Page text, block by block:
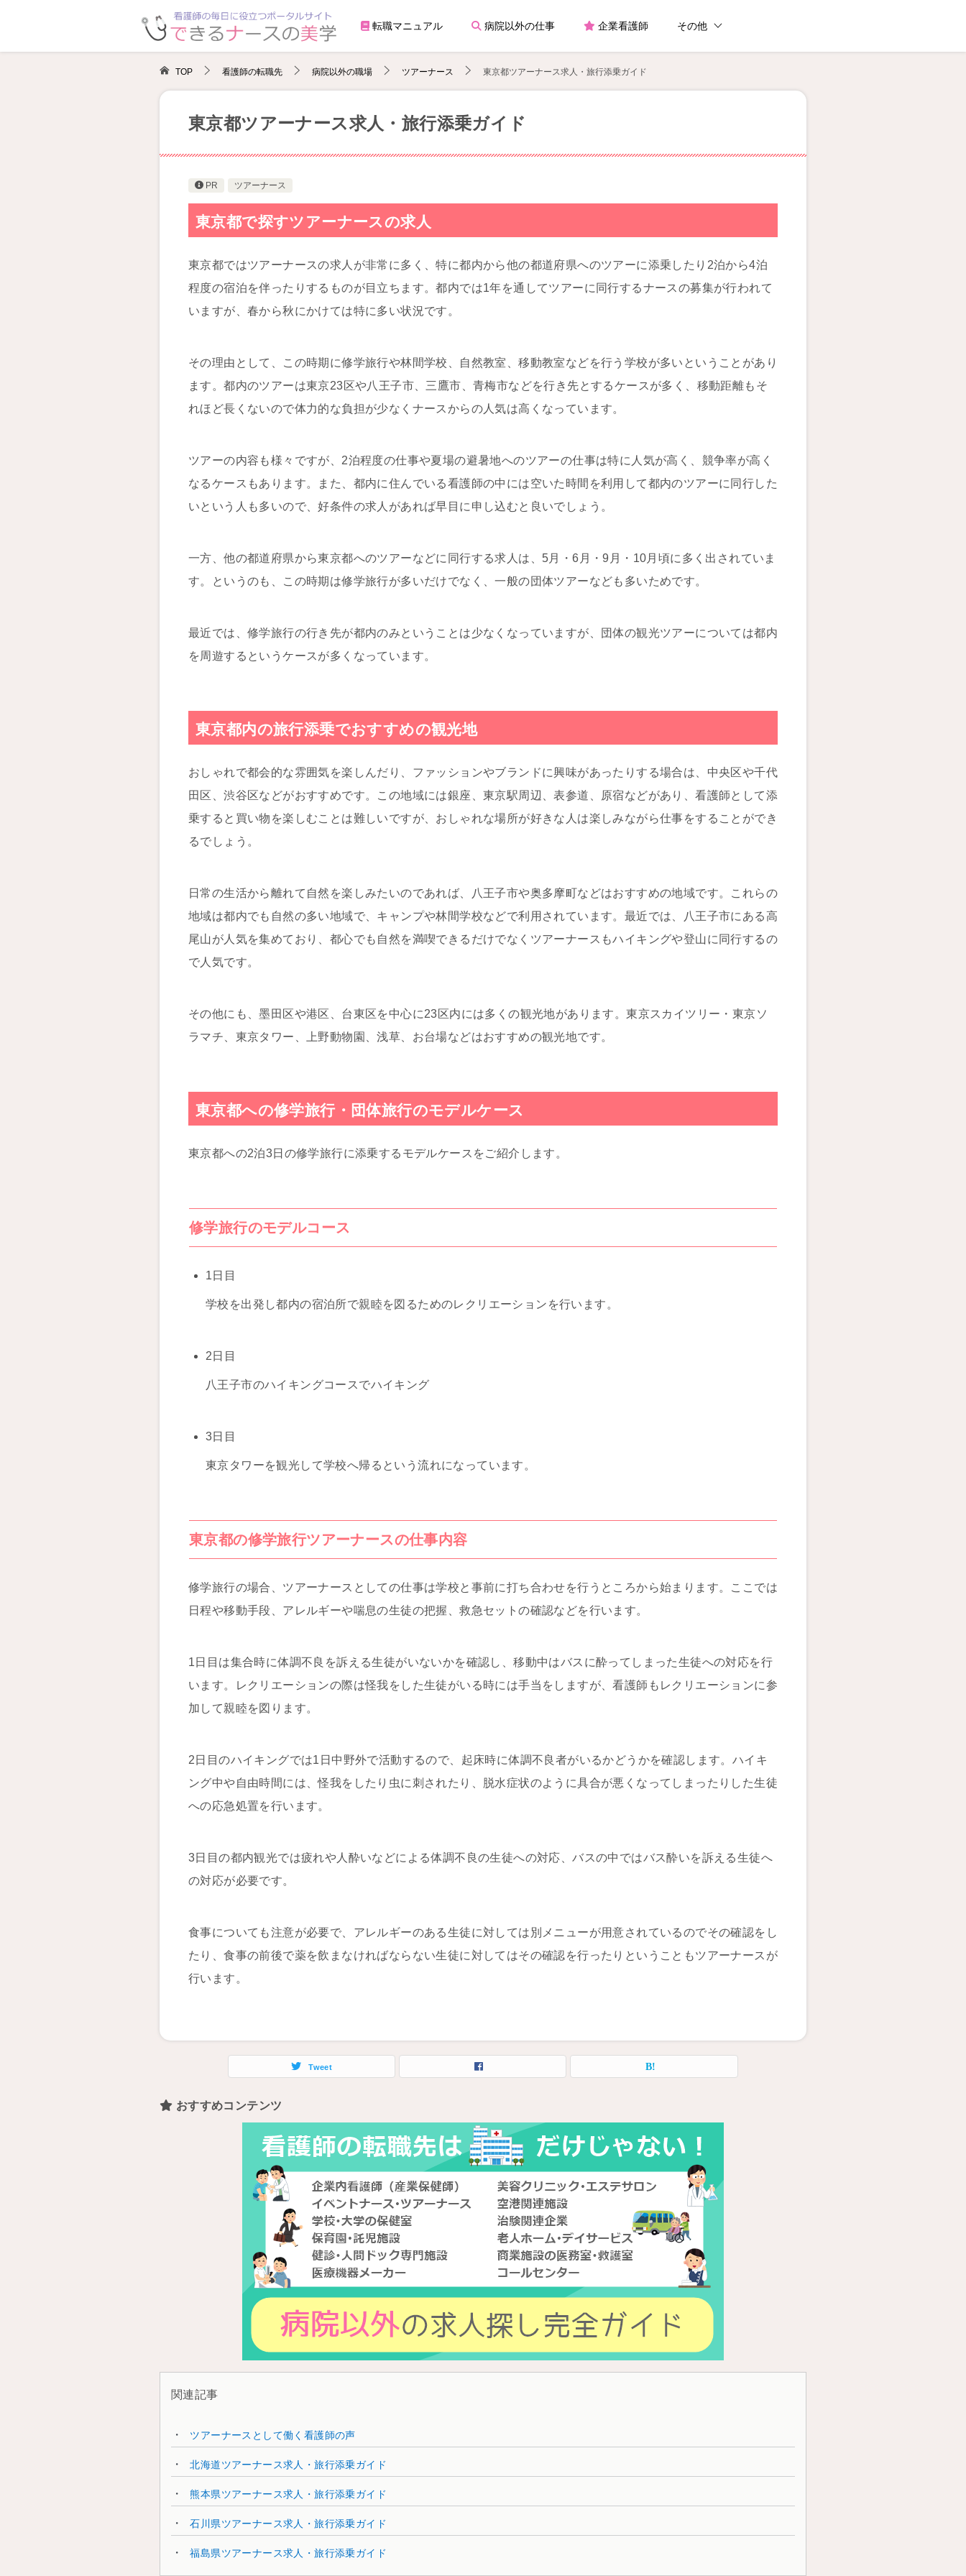
転職マニュアル 病院以外の仕事 企業看護師 その他
TOP 看護師の転職先 病院以外の職場 ツアーナース 東京都ツアーナース求人・旅行添乗ガイド
東京都ツアーナース求人・旅行添乗ガイド
PR ツアーナース
東京都で探すツアーナースの求人
東京都ではツアーナースの求人が非常に多く、特に都内から他の都道府県へのツアーに添乗したり2泊から4泊
程度の宿泊を伴ったりするものが目立ちます。都内では1年を通してツアーに同行するナースの募集が行われて
いますが、春から秋にかけては特に多い状況です。
その理由として、この時期に修学旅行や林間学校、自然教室、移動教室などを行う学校が多いということがあり
ます。都内のツアーは東京23区や八王子市、三鷹市、青梅市などを行き先とするケースが多く、移動距離もそ
れほど長くないので体力的な負担が少なくナースからの人気は高くなっています。
ツアーの内容も様々ですが、2泊程度の仕事や夏場の避暑地へのツアーの仕事は特に人気が高く、競争率が高く
なるケースもあります。また、都内に住んでいる看護師の中には空いた時間を利用して都内のツアーに同行した
いという人も多いので、好条件の求人があれば早目に申し込むと良いでしょう。
一方、他の都道府県から東京都へのツアーなどに同行する求人は、5月・6月・9月・10月頃に多く出されていま
す。というのも、この時期は修学旅行が多いだけでなく、一般の団体ツアーなども多いためです。
最近では、修学旅行の行き先が都内のみということは少なくなっていますが、団体の観光ツアーについては都内
を周遊するというケースが多くなっています。
東京都内の旅行添乗でおすすめの観光地
おしゃれで都会的な雰囲気を楽しんだり、ファッションやブランドに興味があったりする場合は、中央区や千代
田区、渋谷区などがおすすめです。この地域には銀座、東京駅周辺、表参道、原宿などがあり、看護師として添
乗すると買い物を楽しむことは難しいですが、おしゃれな場所が好きな人は楽しみながら仕事をすることができ
るでしょう。
日常の生活から離れて自然を楽しみたいのであれば、八王子市や奥多摩町などはおすすめの地域です。これらの
地域は都内でも自然の多い地域で、キャンプや林間学校などで利用されています。最近では、八王子市にある高
尾山が人気を集めており、都心でも自然を満喫できるだけでなくツアーナースもハイキングや登山に同行するの
で人気です。
その他にも、墨田区や港区、台東区を中心に23区内には多くの観光地があります。東京スカイツリー・東京ソ
ラマチ、東京タワー、上野動物園、浅草、お台場などはおすすめの観光地です。
東京都への修学旅行・団体旅行のモデルケース
東京都への2泊3日の修学旅行に添乗するモデルケースをご紹介します。
修学旅行のモデルコース
1日目
学校を出発し都内の宿泊所で親睦を図るためのレクリエーションを行います。
2日目
八王子市のハイキングコースでハイキング
3日目
東京タワーを観光して学校へ帰るという流れになっています。
東京都の修学旅行ツアーナースの仕事内容
修学旅行の場合、ツアーナースとしての仕事は学校と事前に打ち合わせを行うところから始まります。ここでは
日程や移動手段、アレルギーや喘息の生徒の把握、救急セットの確認などを行います。
1日目は集合時に体調不良を訴える生徒がいないかを確認し、移動中はバスに酔ってしまった生徒への対応を行
います。レクリエーションの際は怪我をした生徒がいる時には手当をしますが、看護師もレクリエーションに参
加して親睦を図ります。
2日目のハイキングでは1日中野外で活動するので、起床時に体調不良者がいるかどうかを確認します。ハイキ
ング中や自由時間には、怪我をしたり虫に刺されたり、脱水症状のように具合が悪くなってしまったりした生徒
への応急処置を行います。
3日目の都内観光では疲れや人酔いなどによる体調不良の生徒への対応、バスの中ではバス酔いを訴える生徒へ
の対応が必要です。
食事についても注意が必要で、アレルギーのある生徒に対しては別メニューが用意されているのでその確認をし
たり、食事の前後で薬を飲まなければならない生徒に対してはその確認を行ったりということもツアーナースが
行います。
Tweet
おすすめコンテンツ
関連記事
ツアーナースとして働く看護師の声
北海道ツアーナース求人・旅行添乗ガイド
熊本県ツアーナース求人・旅行添乗ガイド
石川県ツアーナース求人・旅行添乗ガイド
福島県ツアーナース求人・旅行添乗ガイド